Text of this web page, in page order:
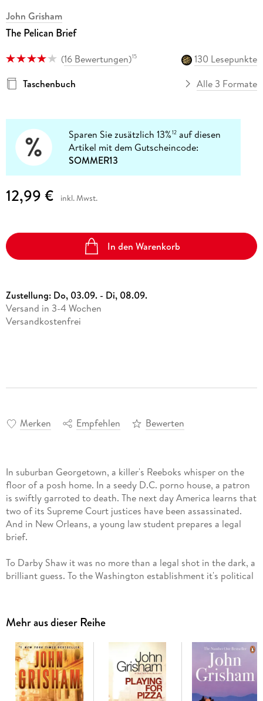
John Grisham
The Pelican Brief
(16 Bewertungen)15
130 Lesepunkte
Taschenbuch
Alle 3 Formate
Sparen Sie zusätzlich 13%12 auf diesen
Artikel mit dem Gutscheincode:
SOMMER13
12,99 € inkl. Mwst.
In den Warenkorb
Zustellung: Do, 03.09. - Di, 08.09.
Versand in 3-4 Wochen
Versandkostenfrei
Merken Empfehlen Bewerten
In suburban Georgetown, a killer's Reeboks whisper on the
floor of a posh home. In a seedy D.C. porno house, a patron
is swiftly garroted to death. The next day America learns that
two of its Supreme Court justices have been assassinated.
And in New Orleans, a young law student prepares a legal
brief.
To Darby Shaw it was no more than a legal shot in the dark, a
brilliant guess. To the Washington establishment it's political
hotter than Watergate-she can trust to help her piece
together the deadly puzzle. Somewhere between the bayous
of Louisiana and the White House's inner sanctums, a violent
cover-up is being engineered. For someone has read Darby's
brief-someone who will stop at nothing to destroy the
evidence of an unthinkable crime.
Mehr aus dieser Reihe